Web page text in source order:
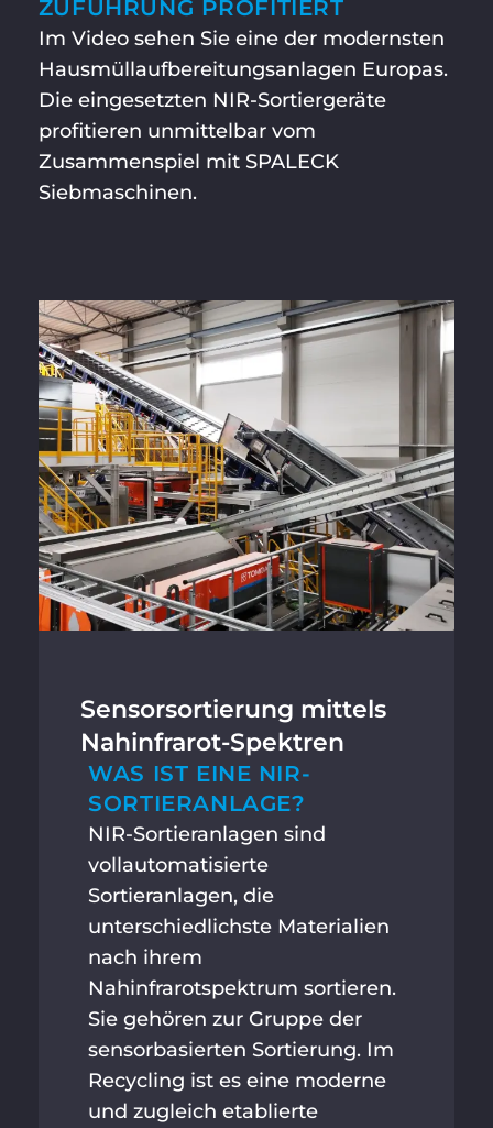
ZUFÜHRUNG PROFITIERT
Im Video sehen Sie eine der modernsten
Hausmüllaufbereitungsanlagen Europas.
Die eingesetzten NIR-Sortiergeräte
profitieren unmittelbar vom
Zusammenspiel mit SPALECK
Siebmaschinen.
Sensorsortierung mittels
Nahinfrarot-Spektren
WAS IST EINE NIR-
SORTIERANLAGE?
NIR-Sortieranlagen sind
vollautomatisierte
Sortieranlagen, die
unterschiedlichste Materialien
nach ihrem
Nahinfrarotspektrum sortieren.
Sie gehören zur Gruppe der
sensorbasierten Sortierung. Im
Recycling ist es eine moderne
und zugleich etablierte